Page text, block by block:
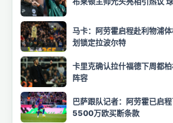
马卡：阿劳霍启程赴利物浦
划锁定拉波尔特
卡里克确认拉什福德下周都
阵容
巴萨跟队记者：阿劳霍已启
5500万欧买断条款